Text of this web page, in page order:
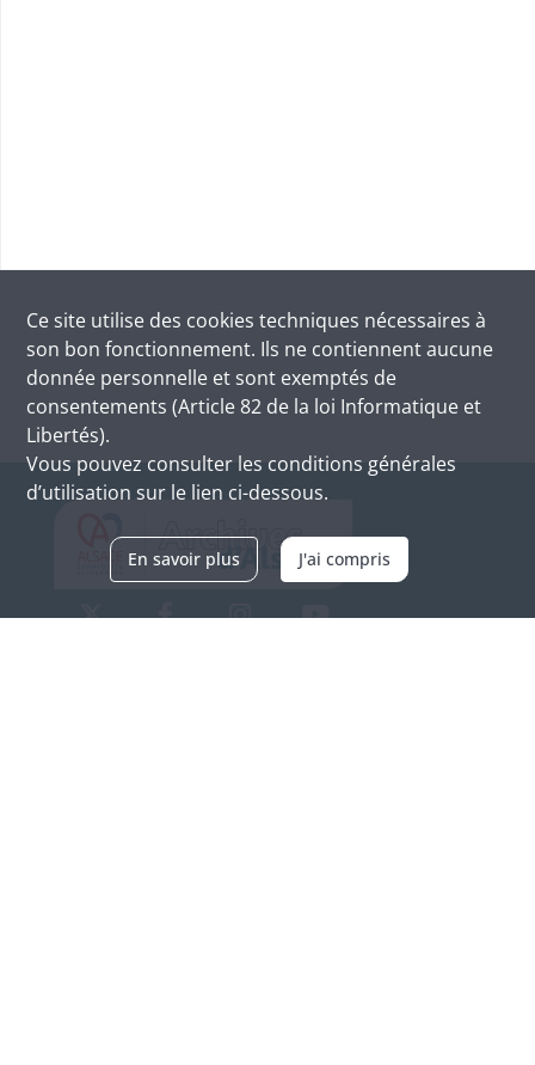
Ce site utilise des cookies techniques nécessaires à
son bon fonctionnement. Ils ne contiennent aucune
donnée personnelle et sont exemptés de
consentements (Article 82 de la loi Informatique et
Libertés).
Vous pouvez consulter les conditions générales
d’utilisation sur le lien ci-dessous.
En savoir plus J'ai compris